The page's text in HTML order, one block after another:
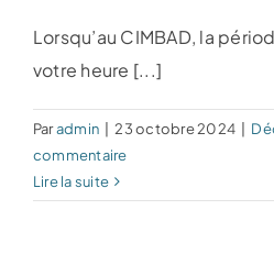
Lorsqu’au CIMBAD, la
votre heure [...]
Paradmin 23 octobre 2024
commentaire
Lire la suite